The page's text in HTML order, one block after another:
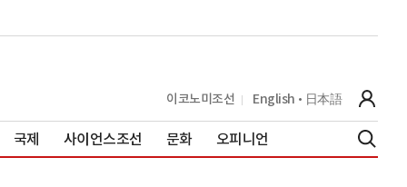
이코노미조선 English 日本語
국제 사이언스조선 문화 오피니언